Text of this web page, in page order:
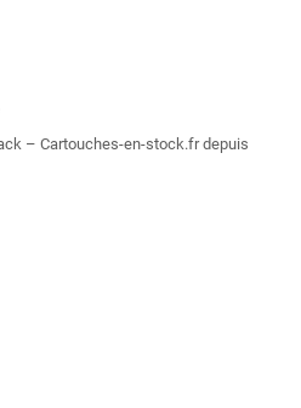
– Cartouches-en-stock.fr depuis